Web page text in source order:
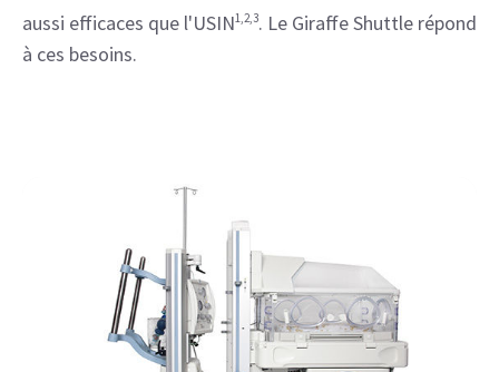
aussi efficaces que l'USIN1,2,3. Le Giraffe Shuttle répond
à ces besoins.